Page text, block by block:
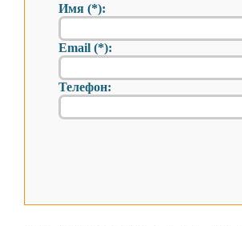
Имя (*):
Email (*):
Телефон: